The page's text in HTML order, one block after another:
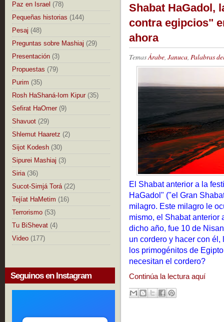
Paz en Israel (78)
Pequeñas historias (144)
Pesaj (48)
Preguntas sobre Mashiaj (29)
Presentación (3)
Propuestas (79)
Purim (35)
Rosh HaShaná-Iom Kipur (35)
Sefirat HaOmer (9)
Shavuot (29)
Shlemut Haaretz (2)
Sijot Kodesh (30)
Sipurei Mashiaj (3)
Siria (36)
Sucot-Simjá Torá (22)
Tejíat HaMetim (16)
Terrorismo (53)
Tu BiShevat (4)
Video (177)
Seguinos en Instagram
Shabat HaGadol,
contra egipcios"
ahora
TemasÁrabe, Januca, Palabras
El Shabat anterior a la
HaGadol" ("el Gran
milagro. Este milagro le
mismo, el Shabat anterior
dicho año, fue 10 de
un cordero y hacer con
los primogénitos de
necesitan el cordero?
Continúa la lectura aquí